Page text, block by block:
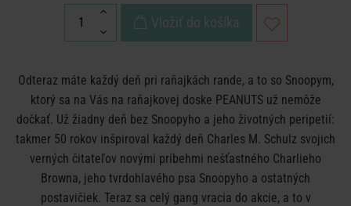
Vložiť do košíka
Odteraz máte každý deň pri raňajkách rande, a to so Snoopym,
ktorý sa na Vás na raňajkovej doske PEANUTS už nemôže
dočkať. Už žiadny deň bez Snoopyho a jeho životných peripetií:
takmer 50 rokov inšpiroval každý deň Charles M. Schulz svojich
verných čitateľov novými príbehmi nešťastného Charlieho
Browna, jeho tvrdohlavého psa Snoopyho a ostatných
postavičiek. Teraz sa celý gang vracia do akcie, a to v